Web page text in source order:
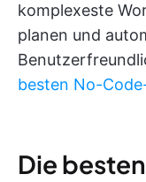
komplexeste
planen und
besten No-
Die